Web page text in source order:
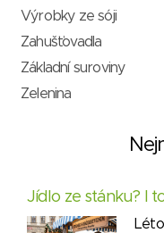
Výrobky ze sóji
Zahušťovadla
Základní suroviny
Zelenina
Jídlo ze stánku? I